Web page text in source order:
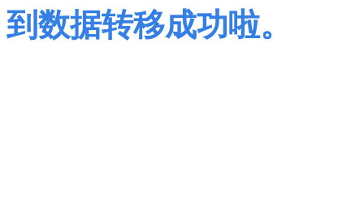
到数据转移成功啦。